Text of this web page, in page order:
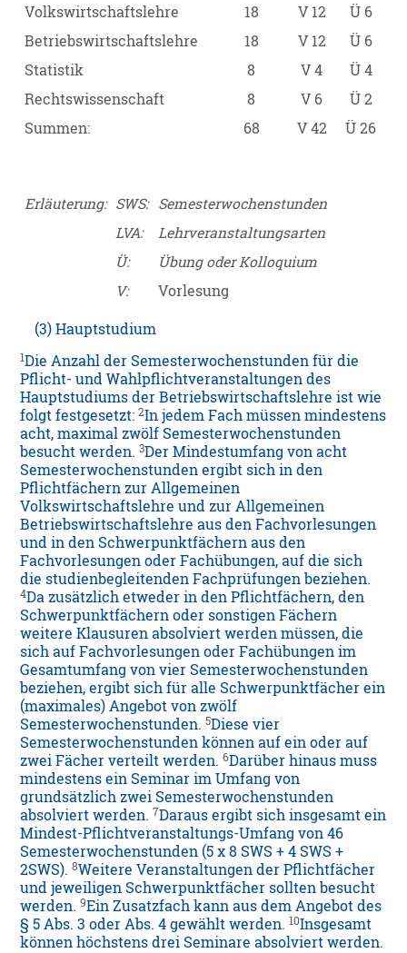
Volkswirtschaftslehre
18 V 12
Ü 6
Betriebswirtschaftslehre
18 V 12
Ü 6
Statistik
8 V 4
Ü 4
Rechtswissenschaft
8 V 6
Ü 2
Summen:
68 V 42 Ü 26
Erläuterung: SWS: Semesterwochenstunden
LVA:
Lehrveranstaltungsarten
Ü:
Übung oder Kolloquium
V:
Vorlesung
(3) Hauptstudium
1Die Anzahl der Semesterwochenstunden für die
Pflicht- und Wahlpflichtveranstaltungen des
Hauptstudiums der Betriebswirtschaftslehre ist wie
folgt festgesetzt:2In jedem Fach müssen mindestens
acht, maximal zwölf Semesterwochenstunden
besucht werden.3Der Mindestumfang von acht
Semesterwochenstunden ergibt sich in den
Pflichtfächern zur Allgemeinen
Volkswirtschaftslehre und zur Allgemeinen
Betriebswirtschaftslehre aus den Fachvorlesungen
und in den Schwerpunktfächern aus den
Fachvorlesungen oder Fachübungen, auf die sich
die studienbegleitenden Fachprüfungen beziehen.
4Da zusätzlich etweder in den Pflichtfächern, den
Schwerpunktfächern oder sonstigen Fächern
weitere Klausuren absolviert werden müssen, die
sich auf Fachvorlesungen oder Fachübungen im
Gesamtumfang von vier Semesterwochenstunden
beziehen, ergibt sich für alle Schwerpunktfächer ein
(maximales) Angebot von zwölf
Semesterwochenstunden.5Diese vier
Semesterwochenstunden können auf ein oder auf
zwei Fächer verteilt werden.6Darüber hinaus muss
mindestens ein Seminar im Umfang von
grundsätzlich zwei Semesterwochenstunden
absolviert werden.7Daraus ergibt sich insgesamt ein
Mindest-Pflichtveranstaltungs-Umfang von 46
Semesterwochenstunden (5 x 8 SWS + 4 SWS +
2SWS).8Weitere Veranstaltungen der Pflichtfächer
und jeweiligen Schwerpunktfächer sollten besucht
werden.9Ein Zusatzfach kann aus dem Angebot des
§ 5 Abs. 3 oder Abs. 4 gewählt werden.10Insgesamt
können höchstens drei Seminare absolviert werden.